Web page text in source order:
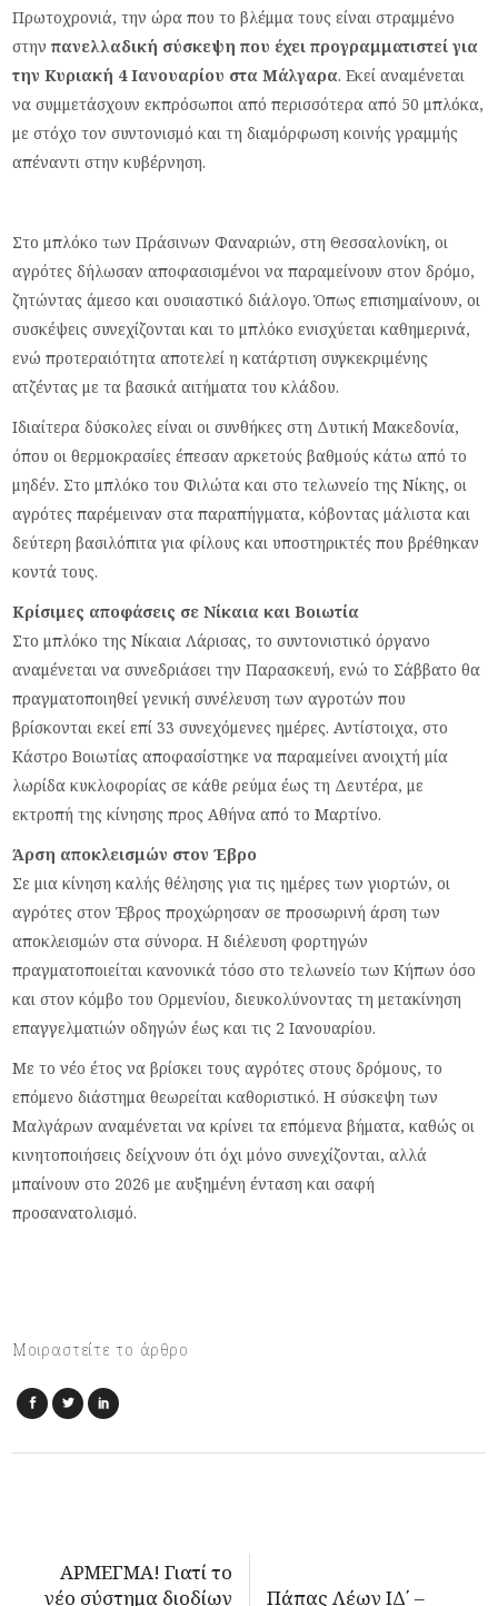
Πρωτοχρονιά, την ώρα που το βλέμμα τους είναι στραμμένο
στηνπανελλαδική σύσκεψη που έχει προγραμματιστεί για
την Κυριακή 4 Ιανουαρίου στα Μάλγαρα. Εκεί αναμένεται
να συμμετάσχουν εκπρόσωποι από περισσότερα από 50 μπλόκα,
με στόχο τον συντονισμό και τη διαμόρφωση κοινής γραμμής
απέναντι στην κυβέρνηση.
Στο μπλόκο των Πράσινων Φαναριών, στη Θεσσαλονίκη, οι
αγρότες δήλωσαν αποφασισμένοι να παραμείνουν στον δρόμο,
ζητώντας άμεσο και ουσιαστικό διάλογο. Όπως επισημαίνουν, οι
συσκέψεις συνεχίζονται και το μπλόκο ενισχύεται καθημερινά,
ενώ προτεραιότητα αποτελεί η κατάρτιση συγκεκριμένης
ατζέντας με τα βασικά αιτήματα του κλάδου.
Ιδιαίτερα δύσκολες είναι οι συνθήκες στη Δυτική Μακεδονία,
όπου οι θερμοκρασίες έπεσαν αρκετούς βαθμούς κάτω από το
μηδέν. Στο μπλόκο του Φιλώτα και στο τελωνείο της Νίκης, οι
αγρότες παρέμειναν στα παραπήγματα, κόβοντας μάλιστα και
δεύτερη βασιλόπιτα για φίλους και υποστηρικτές που βρέθηκαν
κοντά τους.
Κρίσιμες αποφάσεις σε Νίκαια και Βοιωτία
Στο μπλόκο της Νίκαια Λάρισας, το συντονιστικό όργανο
αναμένεται να συνεδριάσει την Παρασκευή, ενώ το Σάββατο θα
πραγματοποιηθεί γενική συνέλευση των αγροτών που
βρίσκονται εκεί επί 33 συνεχόμενες ημέρες. Αντίστοιχα, στο
Κάστρο Βοιωτίας αποφασίστηκε να παραμείνει ανοιχτή μία
λωρίδα κυκλοφορίας σε κάθε ρεύμα έως τη Δευτέρα, με
εκτροπή της κίνησης προς Αθήνα από το Μαρτίνο.
Άρση αποκλεισμών στον Έβρο
Σε μια κίνηση καλής θέλησης για τις ημέρες των γιορτών, οι
αγρότες στον Έβρος προχώρησαν σε προσωρινή άρση των
αποκλεισμών στα σύνορα. Η διέλευση φορτηγών
πραγματοποιείται κανονικά τόσο στο τελωνείο των Κήπων όσο
και στον κόμβο του Ορμενίου, διευκολύνοντας τη μετακίνηση
επαγγελματιών οδηγών έως και τις 2 Ιανουαρίου.
Με το νέο έτος να βρίσκει τους αγρότες στους δρόμους, το
επόμενο διάστημα θεωρείται καθοριστικό. Η σύσκεψη των
Μαλγάρων αναμένεται να κρίνει τα επόμενα βήματα, καθώς οι
κινητοποιήσεις δείχνουν ότι όχι μόνο συνεχίζονται, αλλά
μπαίνουν στο 2026 με αυξημένη ένταση και σαφή
προσανατολισμό.
Μοιραστείτε το άρθρο
ΑΡΜΕΓΜΑ! Γιατί το
νέο σύστημα διοδίων
Πάπας Λέων ΙΔ΄ –